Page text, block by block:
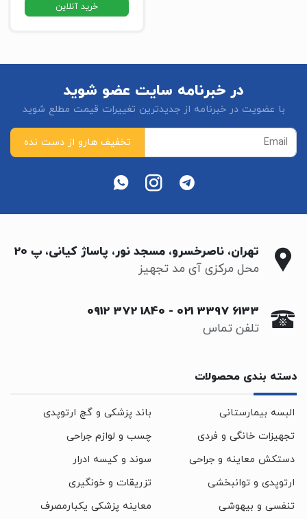
خرید آنلاین
در خبرنامه سایت عضو شوید
با عضویت در خبرنامه از جدیدترین تغییرات قیمت مطلع شوید
تهران، ناصرخسرو، مسجد نور، پاساژ کیانی، پ 20
محل مرکزی آی مد تجهیز
021 3397 6133
-
0912 372 1840
تلفن تماس
دسته بندی محصولات
البسه بیمارستانی
باند پزشکی و گچ ارتوپدی
تجهیزات خانگی و فردی
چسب و لوازم جراحی
دستکش معاینه و جراحی
سوند و کیسه ادرار
ارتوپدی و توانبخشی
تزریقات و خونگیری
تنفسی و بیهوشی
معاینه پزشکی یکبارمصرف